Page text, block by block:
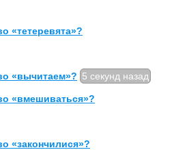
«тетеревята»?
«вычитаем»? 5 секунд назад
«вмешиваться»?
«закончилися»?